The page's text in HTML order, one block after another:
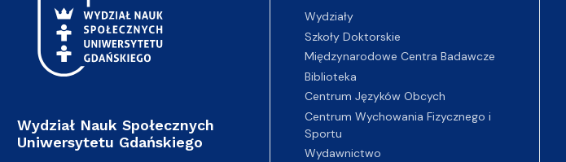
Wydział Nauk Społecznych
Uniwersytetu Gdańskiego
Wydziały
Szkoły Doktorskie
Międzynarodowe Centra Badawcze
Biblioteka
Centrum Języków Obcych
Centrum Wychowania Fizycznego i
Sportu
Wydawnictwo